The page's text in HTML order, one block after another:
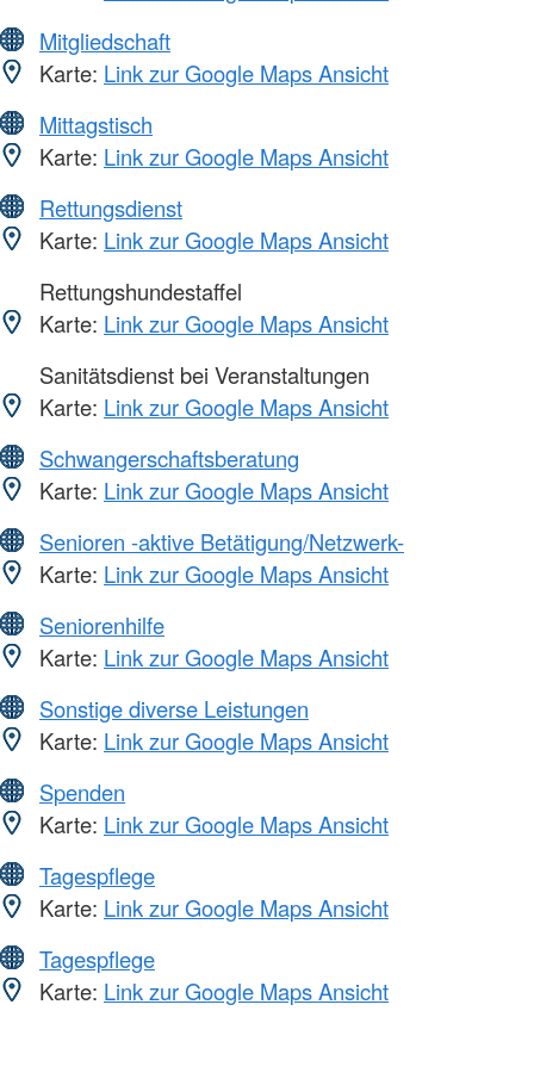
Mitgliedschaft
Karte: Link zur Google Maps Ansicht
Mittagstisch
Karte: Link zur Google Maps Ansicht
Rettungsdienst
Karte: Link zur Google Maps Ansicht
Rettungshundestaffel
Karte: Link zur Google Maps Ansicht
Sanitätsdienst bei Veranstaltungen
Karte: Link zur Google Maps Ansicht
Schwangerschaftsberatung
Karte: Link zur Google Maps Ansicht
Senioren -aktive Betätigung/Netzwerk-
Karte: Link zur Google Maps Ansicht
Seniorenhilfe
Karte: Link zur Google Maps Ansicht
Sonstige diverse Leistungen
Karte: Link zur Google Maps Ansicht
Spenden
Karte: Link zur Google Maps Ansicht
Tagespflege
Karte: Link zur Google Maps Ansicht
Tagespflege
Karte: Link zur Google Maps Ansicht